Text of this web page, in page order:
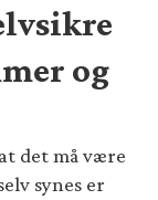
og
det må være
synes er